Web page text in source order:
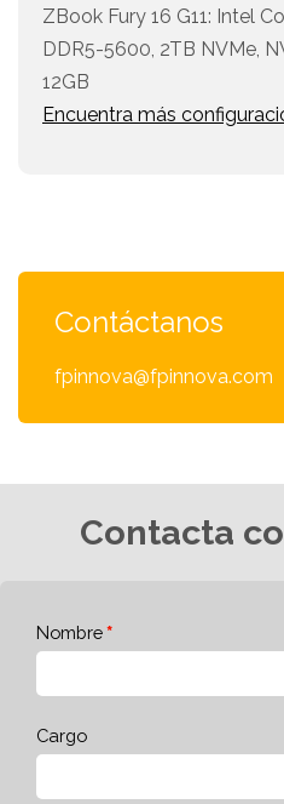
ZBook Fury 16 G11: Intel
DDR5-5600, 2TB NVMe,
12GB
Encuentra más
Contáctanos
fpinnova@fpinnova.com
Contacta
Nombre
Cargo